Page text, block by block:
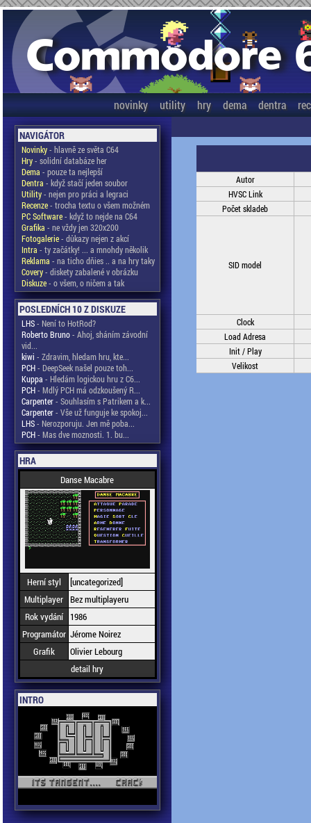
novinky utility hry dema dentra
NAVIGÁTOR
Novinky- hlavně ze světa C64
Hry- solidní databáze her
Dema - pouze ta nejlepší
Dentra - když stačí jeden soubor
Utility- nejen pro práci a legraci
Recenze- trocha textu o všem možném
PC Software- když to nejde na C64
Grafika - ne vždy jen 320x200
Fotogalerie- důkazy nejen z akcí
Intra - ty začátky! ... a mnohdy několik
Reklama - na ticho dňies .. a na hry taky
Covery- diskety zabalené v obrázku
Diskuze- o všem, o ničem a tak
POSLEDNÍCH 10 Z DISKUZE
LHS- Není to HotRod?
Roberto Bruno- Ahoj, sháním závodní
vid...
kiwi - Zdravim, hledam hru, kte...
PCH- DeepSeek našel pouze toh...
Kuppa - Hledám logickou hru z C6...
PCH- Mdlý PCH má odzkoušený R...
Carpenter- Souhlasím s Patrikem a k...
Carpenter- Vše už funguje ke spokoj...
LHS- Nerozporuju. Jen mě poba...
PCH- Mas dve moznosti. 1. bu...
HRA
Danse Macabre
Herní styl
[uncategorized]
Multiplayer Bez multiplayeru
Rok vydání
1986
Programátor Jérome Noirez
Grafik
Olivier Lebourg
detail hry
INTRO
Autor
HVSC Link
Počet skladeb
SID model
Clock
Load Adresa
Init / Play
Velikost